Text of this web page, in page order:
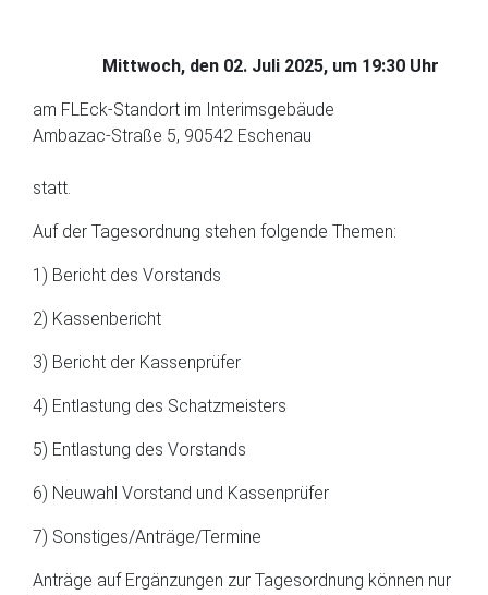
Mittwoch, den 02. Juli 2025, um 19:30 Uhr
am FLEck-Standort im Interimsgebäude
Ambazac-Straße 5, 90542 Eschenau
statt.
Auf der Tagesordnung stehen folgende Themen:
1) Bericht des Vorstands
2) Kassenbericht
3) Bericht der Kassenprüfer
4) Entlastung des Schatzmeisters
5) Entlastung des Vorstands
6) Neuwahl Vorstand und Kassenprüfer
7) Sonstiges/Anträge/Termine
Anträge auf Ergänzungen zur Tagesordnung können nur